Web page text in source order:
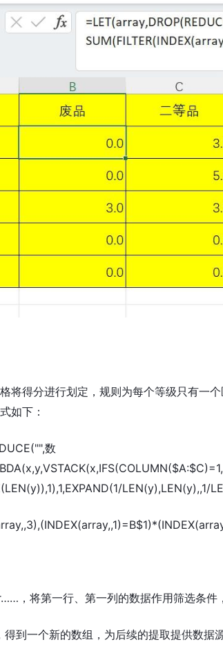
将得分进行划定，规则为每个等级只有一
如下：
数
LEN(y),LEN(y),,1/
，将第一行、第一列的数据作用筛选条件
到一个新的数组，为后续的提取提供数据源